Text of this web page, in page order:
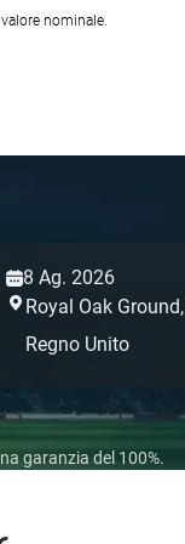
nominale.
8 Ag. 2026
Royal Oak Ground,
Regno Unito
garanzia del 100%.